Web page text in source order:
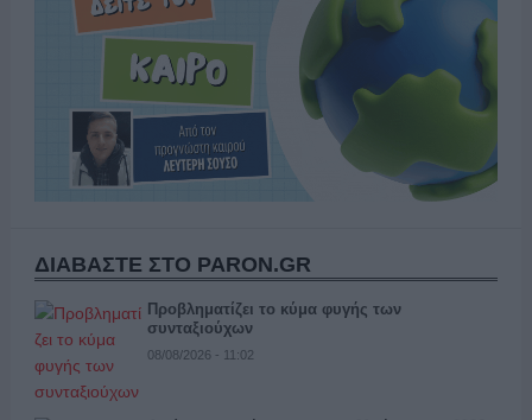
ΔΙΑΒΑΣΤΕ ΣΤΟ PARON.GR
Προβληματίζει το κύμα φυγής των
συνταξιούχων
08/08/2026 - 11:02